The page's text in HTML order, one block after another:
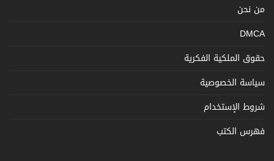
من نحن
DMCA
حقوق الملكية الفكرية
سياسة الخصوصية
شروط الإستخدام
فهرس الكتب